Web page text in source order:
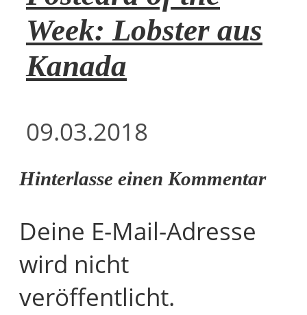
Week: Lobster aus
Kanada
09.03.2018
Hinterlasse einen Kommentar
Deine E-Mail-Adresse
wird nicht
veröffentlicht.